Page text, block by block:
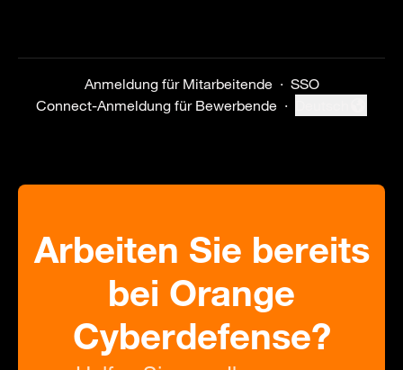
Anmeldung für Mitarbeitende · SSO
Connect-Anmeldung für Bewerbende ·
Sprache ändern
Arbeiten Sie bereits
bei Orange
Cyberdefense?